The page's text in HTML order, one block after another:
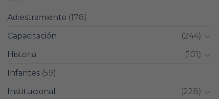
Adiestramiento (178)
Capacitación
(244)
Historia
(101)
Infantes (59)
Institucional
(228)